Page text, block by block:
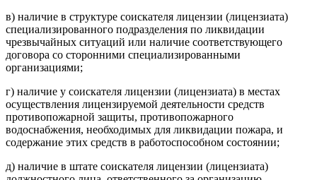
в) наличие в структуре соискателя лицензии (лицензиата)
специализированного подразделения по ликвидации
чрезвычайных ситуаций или наличие соответствующего
договора со сторонними специализированными
организациями;
г) наличие у соискателя лицензии (лицензиата) в местах
осуществления лицензируемой деятельности средств
противопожарной защиты, противопожарного
водоснабжения, необходимых для ликвидации пожара, и
содержание этих средств в работоспособном состоянии;
д) наличие в штате соискателя лицензии (лицензиата)